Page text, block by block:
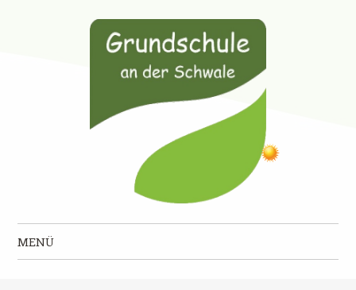
Grundschule an der Schwale
MENÜ